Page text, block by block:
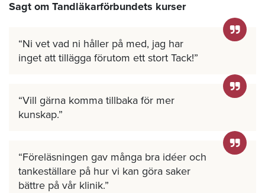
Sagt om Tandläkarförbundets kurser
Ni vet vad ni håller på med, jag har
inget att tillägga förutom ett stort Tack!
Vill gärna komma tillbaka för mer
kunskap.
Föreläsningen gav många bra idéer och
tankeställare på hur vi kan göra saker
bättre på vår klinik.